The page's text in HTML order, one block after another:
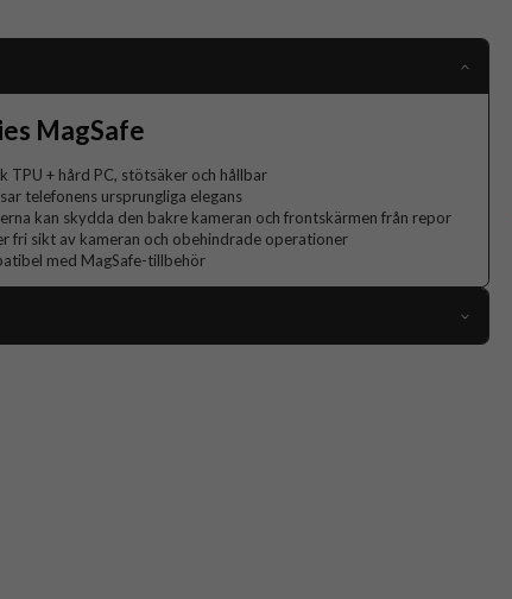
MagSafe
TPU + hård PC, stötsäker och hållbar
telefonens ursprungliga elegans
kan skydda den bakre kameran och frontskärmen från repor
fri sikt av kameran och obehindrade operationer
med MagSafe-tillbehör